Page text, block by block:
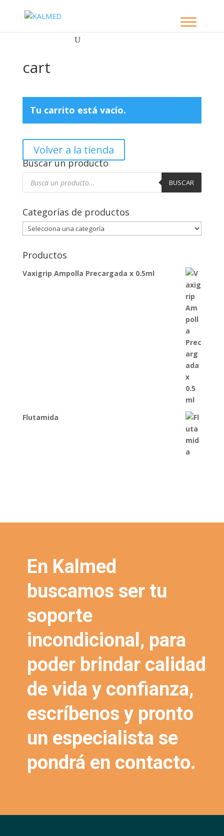
cart
Tu carrito está vacío.
Volver a la tienda
Buscar un producto
Búsqueda
productos
BUSCAR
Categorías de productos
Productos
Vaxigrip Ampolla Precargada x 0.5ml
Flutamida
En Kalmed
buscamos ser tu
soporte
incondicional, para
poder brindar calidad
de vida y confianza,
escríbenos y pronto
un especialista se
pondrá en contacto.